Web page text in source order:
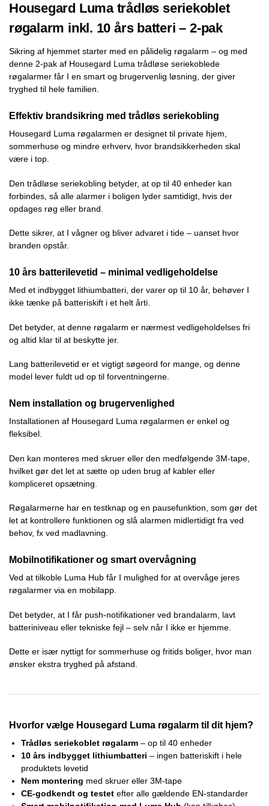
Housegard Luma trådløs seriekoblet
røgalarm inkl. 10 års batteri – 2-pak
Sikring af hjemmet starter med en pålidelig røgalarm – og med
denne 2-pak af Housegard Luma trådløse seriekoblede
røgalarmer får I en smart og brugervenlig løsning, der giver
tryghed til hele familien.
Effektiv brandsikring med trådløs seriekobling
Housegard Luma røgalarmen er designet til private hjem,
sommerhuse og mindre erhverv, hvor brandsikkerheden skal
være i top.
Den trådløse seriekobling betyder, at op til 40 enheder kan
forbindes, så alle alarmer i boligen lyder samtidigt, hvis der
opdages røg eller brand.
Dette sikrer, at I vågner og bliver advaret i tide – uanset hvor
branden opstår.
10 års batterilevetid – minimal vedligeholdelse
Med et indbygget lithiumbatteri, der varer op til 10 år, behøver I
ikke tænke på batteriskift i et helt årti.
Det betyder, at denne røgalarm er nærmest vedligeholdelses fri
og altid klar til at beskytte jer.
Lang batterilevetid er et vigtigt søgeord for mange, og denne
model lever fuldt ud op til forventningerne.
Nem installation og brugervenlighed
Installationen af Housegard Luma røgalarmen er enkel og
fleksibel.
Den kan monteres med skruer eller den medfølgende 3M-tape,
hvilket gør det let at sætte op uden brug af kabler eller
kompliceret opsætning.
Røgalarmerne har en testknap og en pausefunktion, som gør det
let at kontrollere funktionen og slå alarmen midlertidigt fra ved
behov, fx ved madlavning.
Mobilnotifikationer og smart overvågning
Ved at tilkoble Luma Hub får I mulighed for at overvåge jeres
røgalarmer via en mobilapp.
Det betyder, at I får push-notifikationer ved brandalarm, lavt
batteriniveau eller tekniske fejl – selv når I ikke er hjemme.
Dette er især nyttigt for sommerhuse og fritids boliger, hvor man
ønsker ekstra tryghed på afstand.
Hvorfor vælge Housegard Luma røgalarm til dit hjem?
Trådløs seriekoblet røgalarm – op til 40 enheder
10 års indbygget lithiumbatteri – ingen batteriskift i hele
produktets levetid
Nem montering med skruer eller 3M-tape
CE-godkendt og testet efter alle gældende EN-standarder